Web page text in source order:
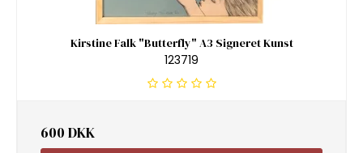
Kirstine Falk "Butterfly" A3 Signeret Kunst
123719
600 DKK